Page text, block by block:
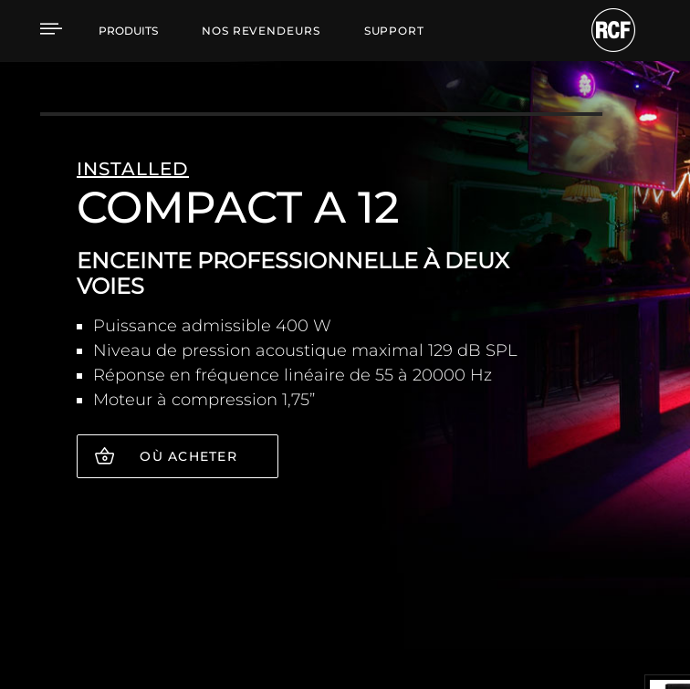
COMPACT A 12 ENCEINTE
PRODUITS NOS REVENDEURS SUPPORT
INSTALLED
COMPACT A 12
ENCEINTE PROFESSIONNELLE À DEUX
VOIES
Puissance admissible 400 W
Niveau de pression acoustique maximal 129 dB SPL
Réponse en fréquence linéaire de 55 à 20000 Hz
Moteur à compression 1,75”
OÙ ACHETER